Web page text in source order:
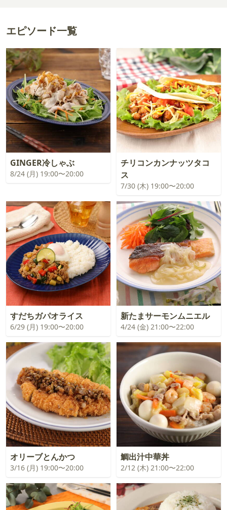
エピソード一覧
GINGER冷しゃぶ
8/24 (月) 19:00〜20:00
チリコンカンナッツタコ
ス
7/30 (木) 19:00〜20:00
すだちガパオライス
6/29 (月) 19:00〜20:00
新たまサーモンムニエル
4/24 (金) 21:00〜22:00
オリーブとんかつ
3/16 (月) 19:00〜20:00
鯛出汁中華丼
2/12 (木) 21:00〜22:00